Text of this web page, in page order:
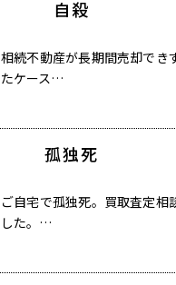
自殺
相続不動産が長期間売却でき
たケース…
孤独死
ご自宅で孤独死。買取査定相
した。…